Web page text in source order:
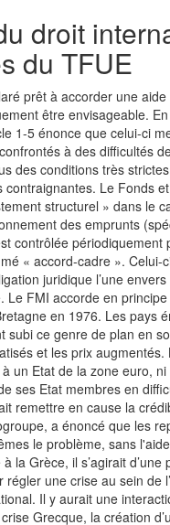
droit
du TFUE
prêt à accorder une
être envisageable.
1-5 énonce que celui-ci
à des difficultés
des conditions très
Le Fonds
structurel » dans le
des emprunts
contrôlée
« accord-cadre ». Celui-
juridique l’une envers
FMI accorde en
en 1976. Les pays
ce genre de plan en
et les prix
un Etat de la zone euro,
ses Etat membres en
remettre en cause la
a énoncé que les
le problème, sans
Grèce, il s’agirait d’une
une crise au sein de
Il y aurait une
Grecque, la création